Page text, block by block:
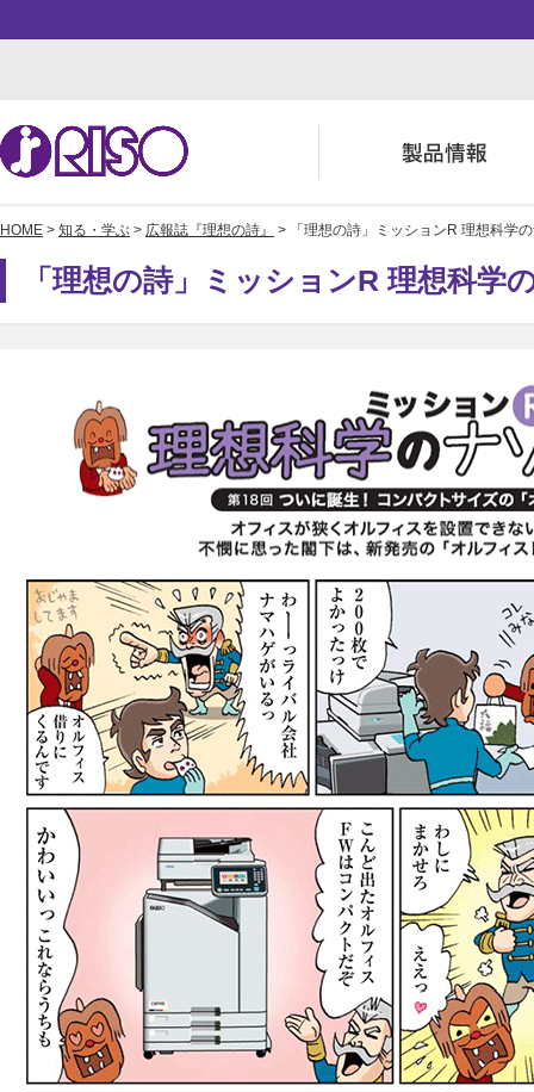
HOME > 知る・学ぶ > 広報誌『理想の詩』 > 「理想の詩」ミッションR 理想科学
「理想の詩」ミッションR 理想科学